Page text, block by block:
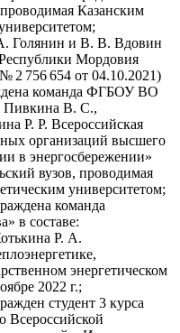
Казанским
Голянин и В. В. Вдовин
Мордовия
2 756 654 от 04.10.2021)
команда ФГБОУ ВО
Пивкина В. С.,
Р. Р. Всероссийская
организаций высшего
в энергосбережении»
вузов, проводимая
университетом;
команда
в составе:
Р. А.
энергетическом
2022 г.;
студент 3 курса
Всероссийской